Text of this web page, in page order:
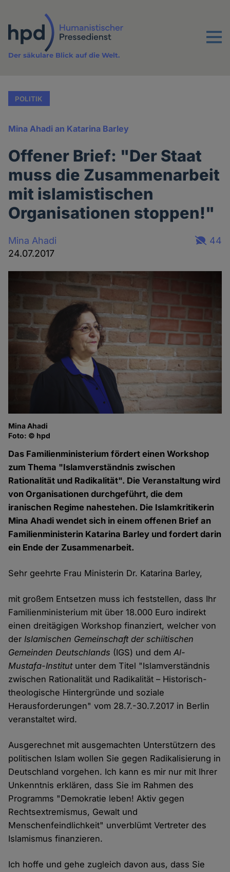
Inhalt
Menu
Der säkulare Blick auf die Welt.
POLITIK
Mina Ahadi an Katarina Barley
Offener Brief: "Der Staat
muss die Zusammenarbeit
mit islamistischen
Organisationen stoppen!"
Mina Ahadi
24.07.2017
44
Mina Ahadi
Foto: © hpd
Das Familienministerium fördert einen Workshop
zum Thema "Islamverständnis zwischen
Rationalität und Radikalität". Die Veranstaltung wird
von Organisationen durchgeführt, die dem
iranischen Regime nahestehen. Die Islamkritikerin
Mina Ahadi wendet sich in einem offenen Brief an
Familienministerin Katarina Barley und fordert darin
ein Ende der Zusammenarbeit.
Sehr geehrte Frau Ministerin Dr. Katarina Barley,
mit großem Entsetzen muss ich feststellen, dass Ihr
Familienministerium mit über 18.000 Euro indirekt
einen dreitägigen Workshop finanziert, welcher von
derIslamischen Gemeinschaft der schiitischen
Gemeinden Deutschlands (IGS) und demAl-
Mustafa-Institutunter dem Titel "Islamverständnis
zwischen Rationalität und Radikalität – Historisch-
theologische Hintergründe und soziale
Herausforderungen" vom 28.7.-30.7.2017 in Berlin
veranstaltet wird.
Ausgerechnet mit ausgemachten Unterstützern des
politischen Islam wollen Sie gegen Radikalisierung in
Deutschland vorgehen. Ich kann es mir nur mit Ihrer
Unkenntnis erklären, dass Sie im Rahmen des
Programms "Demokratie leben! Aktiv gegen
Rechtsextremismus, Gewalt und
Menschenfeindlichkeit" unverblümt Vertreter des
Islamismus finanzieren.
Ich hoffe und gehe zugleich davon aus, dass Sie